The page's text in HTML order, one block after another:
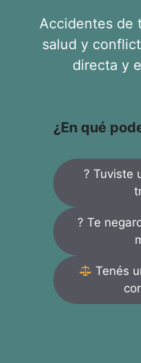
Accidentes de
salud y
directa y
¿En qué
? Tuviste
? Te
Tenés